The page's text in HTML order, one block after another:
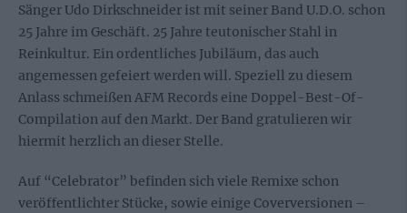
Sänger Udo Dirkschneider ist mit seiner Band U.D.O. schon
25 Jahre im Geschäft. 25 Jahre teutonischer Stahl in
Reinkultur. Ein ordentliches Jubiläum, das auch
angemessen gefeiert werden will. Speziell zu diesem
Anlass schmeißen AFM Records eine Doppel-Best-Of-
Compilation auf den Markt. Der Band gratulieren wir
hiermit herzlich an dieser Stelle.
Auf “Celebrator” befinden sich viele Remixe schon
veröffentlichter Stücke, sowie einige Coverversionen –